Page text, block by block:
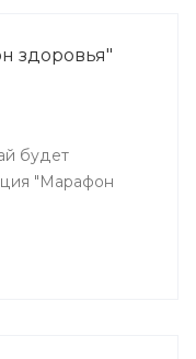
здоровья"
будет
"Марафон